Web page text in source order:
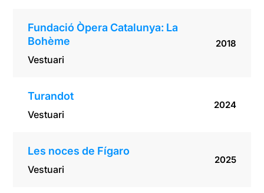
Fundació Òpera Catalunya: La
Bohème
Vestuari
2018
Turandot
Vestuari
2024
Les noces de Fígaro
Vestuari
2025